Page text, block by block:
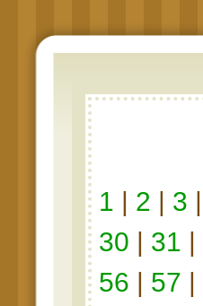
1 | 2 | 3 |
30 | 31 |
56 | 57 |